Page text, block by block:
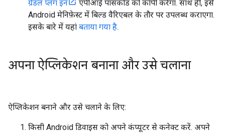
ग्रेडल प्लग इन
एपीआई पासकोड को कॉपी करेगा. साथ ही, इसे
Android मेनिफ़ेस्ट में बिल्ड वैरिएबल के तौर पर उपलब्ध कराएगा.
इसके बारे में यहां बताया गया है.
अपना ऐप्लिकेशन बनाना और उसे चलाना
ऐप्लिकेशन बनाने और उसे चलाने के लिए:
किसी Android डिवाइस को अपने कंप्यूटर से कनेक्ट करें. अपने